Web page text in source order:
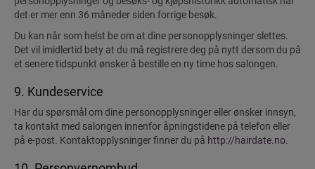
det er mer enn 36 måneder siden forrige besøk.
Du kan når som helst be om at dine personopplysninger slettes.
Det vil imidlertid bety at du må registrere deg på nytt dersom du på
et senere tidspunkt ønsker å bestille en ny time hos salongen.
9. Kundeservice
Har du spørsmål om dine personopplysninger eller ønsker innsyn,
ta kontakt med salongen innenfor åpningstidene på telefon eller
på e-post. Kontaktopplysninger finner du på http://hairdate.no.